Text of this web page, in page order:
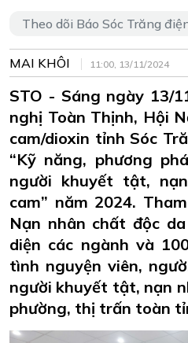
HỌC TẬP VÀ LÀM THEO TƯ
ĐẶT BÁO GIẤY ONLINE
Theo dõi Báo Sóc Trăng
MAI KHÔI 11:00, 13/11/2024
STO - Sáng ngày 13/
nghị Toàn Thịnh, Hội
cam/dioxin tỉnh Sóc
“Kỹ năng, phương
người khuyết tật,
cam” năm 2024.
Nạn nhân chất độc
diện các ngành và
tình nguyện viên,
người khuyết tật, nạn
phường, thị trấn toàn